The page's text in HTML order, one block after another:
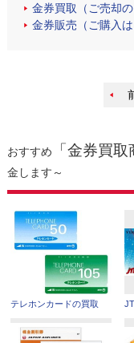
金券買取（ご売却の
金券販売（ご購入は
おすすめ 「金券買取
金します～
テレホンカードの買取